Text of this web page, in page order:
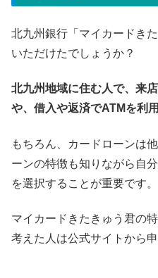
北九州銀行「マイカードき
いただけたでしょうか？
北九州地域に住む人で、来
や、借入や返済でATMを利
もちろん、カードローンは
ーンの特徴も知りながら自
を選択することが重要です。
マイカードきたきゅう君の
考えた人は公式サイトから